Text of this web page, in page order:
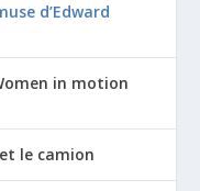
d’Edward
in motion
le camion